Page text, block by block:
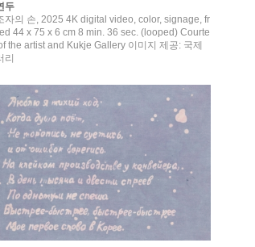
두
자의 손, 2025 4K digital video, color, signage, fr
44 x 75 x 6 cm 8 min. 36 sec. (looped) Courte
the artist and Kukje Gallery 이미지 제공: 국제
리